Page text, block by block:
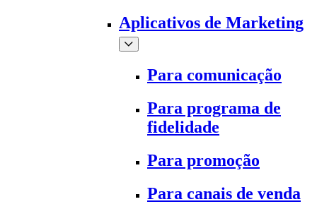
Aplicativos de Marketing
Para comunicação
Para programa de
fidelidade
Para promoção
Para canais de venda